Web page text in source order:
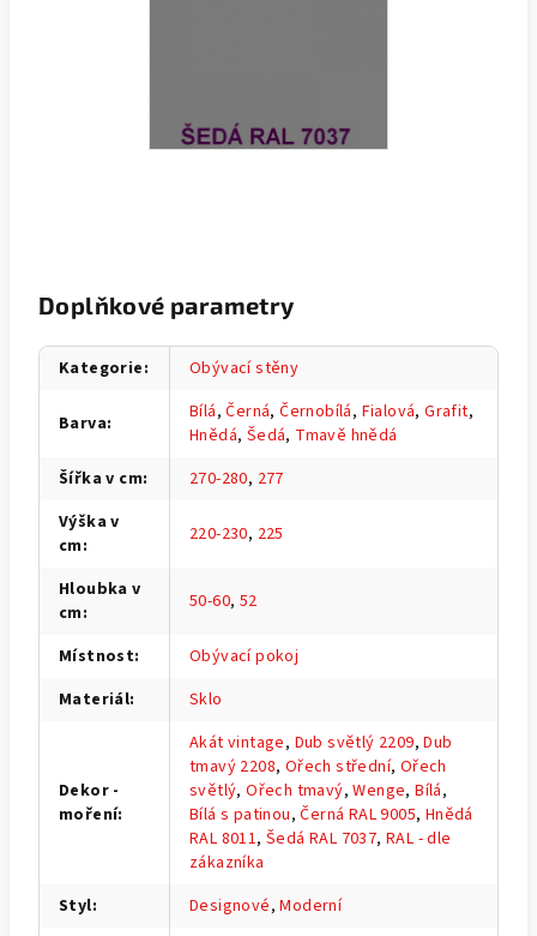
Doplňkové parametry
Kategorie: Obývací stěny
Barva: Bílá,Černá,Černobílá, Fialová,Grafit,
Hnědá, Šedá, Tmavě hnědá
Šířka v cm: 270-280, 277
Výška v
cm: 220-230, 225
Hloubka v
cm: 50-60, 52
Místnost:
Obývací pokoj
Materiál: Sklo
Dekor -
moření:
Akát vintage, Dub světlý 2209,Dub
tmavý 2208, Ořech střední, Ořech
světlý,Ořech tmavý,Wenge,Bílá,
Bílá s patinou,Černá RAL 9005, Hnědá
RAL 8011,Šedá RAL 7037,RAL - dle
zákazníka
Styl: Designové,Moderní